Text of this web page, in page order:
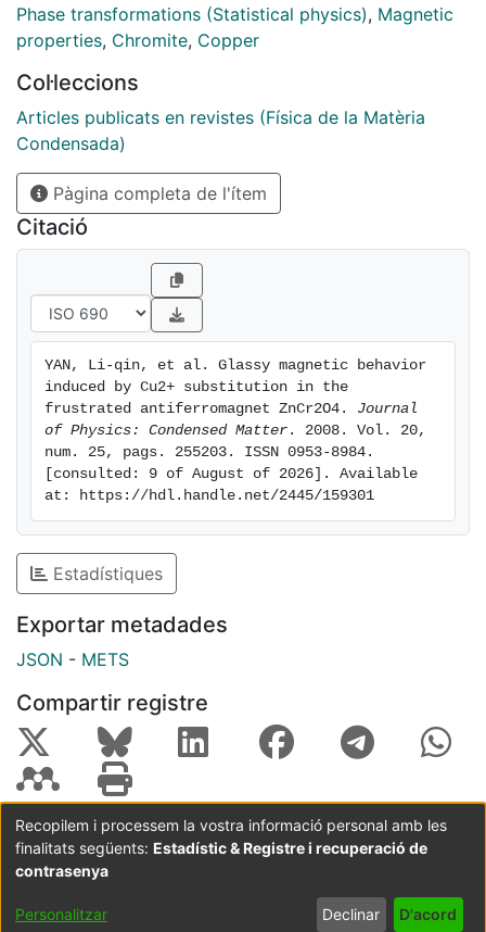
ZCCO. The system with x≤0.50 suggests a spin glass-
like (SG-like) magnetic characterization whereas
'cluster-glass-like' (CG-like) with unidirectional
anisotropy. The Cu content suppresses the
geometrical frustration of ZnCr2O4, which may
correlate with the pinning effect of the Cu sublattice
on the Cr sublattice to a preferential direction
Phase transformations (Statistical physics), Magnetic
properties, Chromite, Copper
Col·leccions
Articles publicats en revistes (Física de la Matèria
Condensada)
Pàgina completa de l'ítem
Citació
YAN, Li-qin, et al. Glassy magnetic behavior
induced by Cu2+ substitution in the
frustrated antiferromagnet ZnCr2O4. Journal
of Physics: Condensed Matter . 2008. Vol. 20,
num. 25, pags. 255203. ISSN 0953-8984.
[consulted: 9 of August of 2026]. Available
at: https://hdl.handle.net/2445/159301
Estadístiques
Exportar metadades
JSON - METS
Compartir registre
Coordinació:CRAI UB Avís legal
Metadades
subjectes a:
Configuració
de cookies
privadesa
Recopilem i processem la vostra informació personal amb les
finalitats següents: Estadístic & Registre i recuperació de
contrasenya
Personalitzar Declinar D'acord